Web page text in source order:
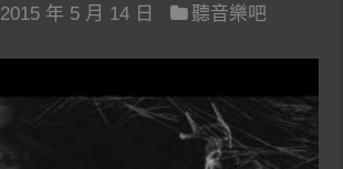
2015 年 5 月 14 日
聽音樂吧